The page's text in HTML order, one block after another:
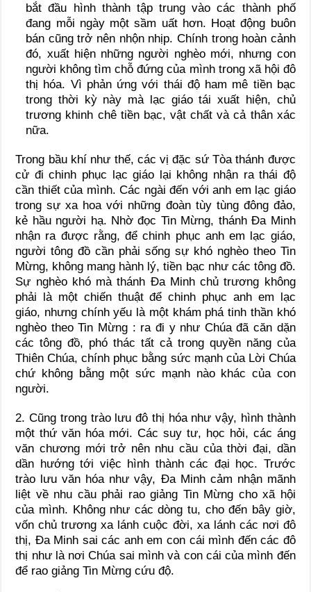
bắt đầu hình thành tập trung vào các thành phố
đang mỗi ngày một sầm uất hơn. Hoạt động buôn
bán cũng trở nên nhộn nhịp. Chính trong hoàn cảnh
đó, xuất hiện những người nghèo mới, nhưng con
người không tìm chỗ đứng của mình trong xã hội đô
thị hóa. Vì phản ứng với thái độ ham mê tiền bạc
trong thời kỳ này mà lạc giáo tái xuất hiện, chủ
trương khinh chê tiền bạc, vật chất và cả thân xác
nữa.
Trong bầu khí như thế, các vị đặc sứ Tòa thánh được
cử đi chinh phục lạc giáo lại không nhận ra thái độ
cần thiết của mình. Các ngài đến với anh em lạc giáo
trong sự xa hoa với những đoàn tùy tùng đông đảo,
kẻ hầu người hạ. Nhờ đọc Tin Mừng, thánh Ða Minh
nhận ra được rằng, để chinh phục anh em lạc giáo,
người tông đồ cần phải sống sự khó nghèo theo Tin
Mừng, không mang hành lý, tiền bạc như các tông đồ.
Sự nghèo khó mà thánh Ða Minh chủ trương không
phải là một chiến thuật để chinh phục anh em lạc
giáo, nhưng chính yếu là một khám phá tinh thần khó
nghèo theo Tin Mừng : ra đi y như Chúa đã căn dặn
các tông đồ, phó thác tất cả trong quyền năng của
Thiên Chúa, chính phục bằng sức mạnh của Lời Chúa
chứ không bằng một sức mạnh nào khác của con
người.
2. Cũng trong trào lưu đô thị hóa như vậy, hình thành
một thứ văn hóa mới. Các suy tư, học hỏi, các áng
văn chương mới trở nên nhu cầu của thời đại, dần
dần hướng tới việc hình thành các đại học. Trước
trào lưu văn hóa như vậy, Ða Minh cảm nhận mãnh
liệt về nhu cầu phải rao giảng Tin Mừng cho xã hội
của mình. Không như các dòng tu, cho đến bây giờ,
vốn chủ trương xa lánh cuộc đời, xa lánh các nơi đô
thị, Ða Minh sai các anh em con cái mình đến các đô
thị như là nơi Chúa sai mình và con cái của mình đến
để rao giảng Tin Mừng cứu độ.